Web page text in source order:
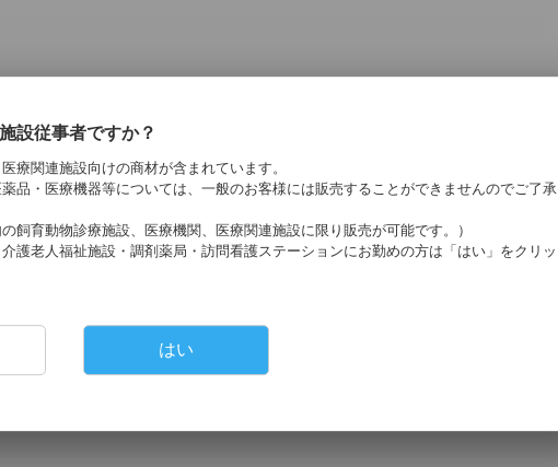
設従事者ですか？
療関連施設向けの商材が含まれています。
品・医療機器等については、一般のお客様には販売することができませんのでご了承
飼育動物診療施設、医療機関、医療関連施設に限り販売が可能です。）
護老人福祉施設・調剤薬局・訪問看護ステーションにお勤めの方は「はい」をクリッ
はい